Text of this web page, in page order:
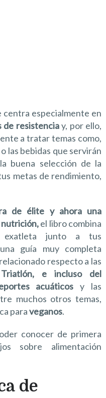
centra especialmente en
de resistenciay, por ello,
a tratar temas como,
las bebidas que servirán
buena selección de la
metas de rendimiento,
de élite y ahora una
nutrición,el libro combina
exatleta junto a tus
guía muy completa
respecto a las
e incluso del
acuáticos y las
muchos otros temas,
paraveganos.
conocer de primera
sobre alimentación
de